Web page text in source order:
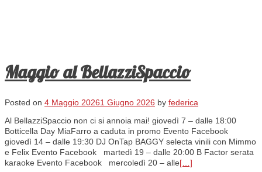
Maggio al BellazziSpaccio
Posted on 4 Maggio 20261 Giugno 2026 by federica
Al BellazziSpaccio non ci si annoia mai! giovedì 7 – dalle 18:00
Botticella Day MiaFarro a caduta in promo Evento Facebook
giovedì 14 – dalle 19:30 DJ OnTap BAGGY selecta vinili con Mimmo
e Felix Evento Facebook martedì 19 – dalle 20:00 B Factor serata
karaoke Evento Facebook mercoledì 20 – alle[…]